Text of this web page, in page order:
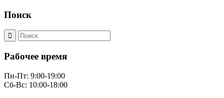
Поиск
Рабочее время
Пн-Пт: 9:00-19:00
Сб-Вс: 10:00-18:00